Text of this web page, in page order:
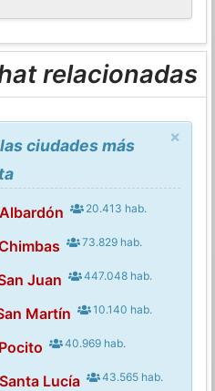
relacionadas
×
ciudades más
20.413 hab.
73.829 hab.
Juan 447.048 hab.
Martín 10.140 hab.
40.969 hab.
Lucía 43.565 hab.